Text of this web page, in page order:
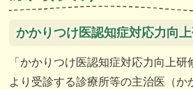
かかりつけ医認知症対応力向
「かかりつけ医認知症対応力向上
より受診する診療所等の主治医（か